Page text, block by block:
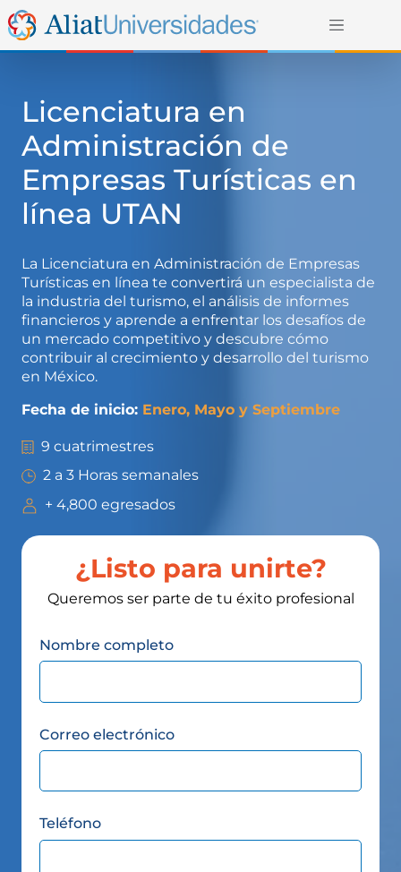
Licenciatura en
Administración de
Empresas Turísticas en
línea UTAN
La Licenciatura en Administración de Empresas
Turísticas en línea te convertirá un especialista de
la industria del turismo, el análisis de informes
financieros y aprende a enfrentar los desafíos de
un mercado competitivo y descubre cómo
contribuir al crecimiento y desarrollo del turismo
en México.
Fecha de inicio: Enero, Mayo y Septiembre
9 cuatrimestres
2 a 3 Horas semanales
+ 4,800 egresados
¿Listo para unirte?
Queremos ser parte de tu éxito profesional
Nombre completo
Correo electrónico
Teléfono